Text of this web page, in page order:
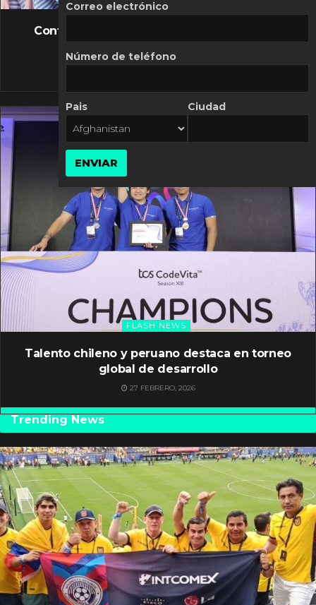
FLASH NEWS
Controversia de Mercado Libre por costos
10 MARZO, 2026
FLASH NEWS
Talento chileno y peruano destaca en torneo
global de desarrollo
27 FEBRERO, 2026
Trending News
Correo electrónico
Número de teléfono
Pais Ciudad
ENVIAR